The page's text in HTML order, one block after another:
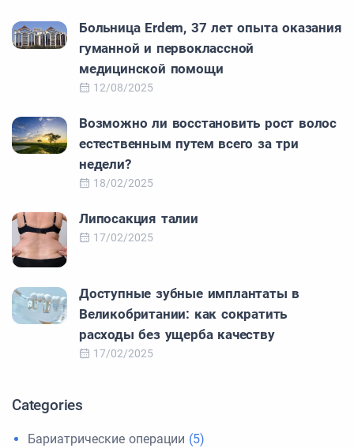
Больница Erdem, 37 лет опыта оказания
гуманной и первоклассной
медицинской помощи
12/08/2025
Возможно ли восстановить рост волос
естественным путем всего за три
недели?
18/02/2025
Липосакция талии
17/02/2025
Доступные зубные имплантаты в
Великобритании: как сократить
расходы без ущерба качеству
17/02/2025
Categories
Бариатрические операции (5)